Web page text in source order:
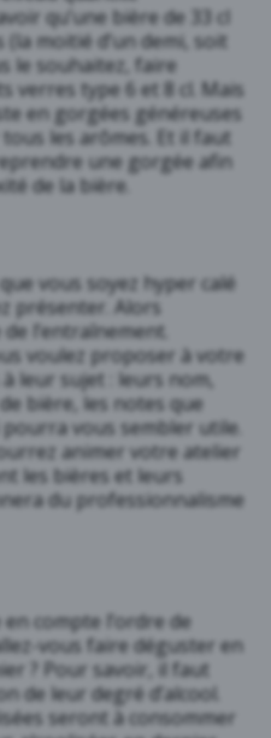
qu’une bière de 33 cl
moitié d’un demi, soit
le souhaitez, faire
verres type 6 et 8 cl. Mais
en gorgées généreuses
les arômes. Et il faut
une gorgée afin
de la bière.
vous soyez hyper calé
présenter. Alors
l’entraînement.
voulez proposer à votre
leur sujet : leurs nom,
bière, les notes que
vous sembler utile.
animer votre atelier
les bières et leurs
du professionnalisme
compte l’ordre de
vous faire déguster en
? Pour savoir, il faut
de leur degré d’alcool.
seront à consommer